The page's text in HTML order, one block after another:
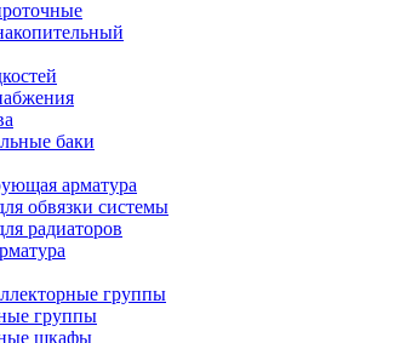
баки
арматура
обвязки системы
радиаторов
группы
группы
шкафы